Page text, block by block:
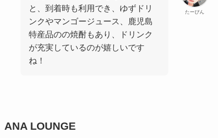
たーびん
と、到着時も利用でき、ゆずドリ
ンクやマンゴージュース、鹿児島
特産品のの焼酎もあり、ドリンク
が充実しているのが嬉しいです
ね！
ANA LOUNGE